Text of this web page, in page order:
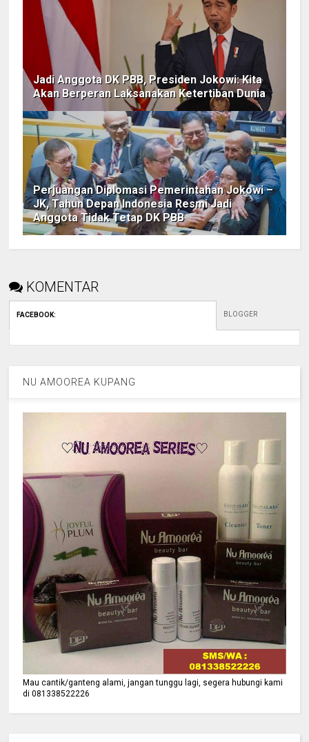
Jadi Anggota DK PBB, Presiden Jokowi: Kita
Akan Berperan Laksanakan Ketertiban Dunia
Perjuangan Diplomasi Pemerintahan Jokowi –
JK, Tahun Depan Indonesia Resmi Jadi
Anggota Tidak Tetap DK PBB
KOMENTAR
FACEBOOK: BLOGGER
NU AMOOREA KUPANG
Mau cantik/ganteng alami, jangan tunggu lagi, segera hubungi kami
di 081338522226